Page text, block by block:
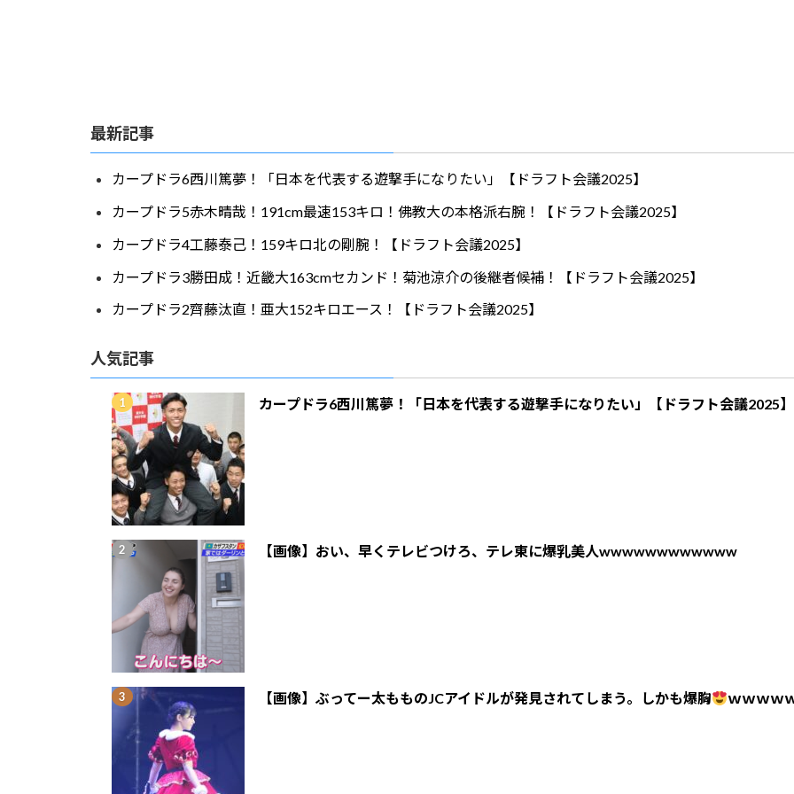
最新記事
カープドラ6西川篤夢！「日本を代表する遊撃手になりたい」【ドラフト会議2025】
カープドラ5赤木晴哉！191cm最速153キロ！佛教大の本格派右腕！【ドラフト会議2025】
カープドラ4工藤泰己！159キロ北の剛腕！【ドラフト会議2025】
カープドラ3勝田成！近畿大163cmセカンド！菊池涼介の後継者候補！【ドラフト会議2025】
カープドラ2齊藤汰直！亜大152キロエース！【ドラフト会議2025】
人気記事
カープドラ6西川篤夢！「日本を代表する遊撃手になりたい」【ドラフト会議2025】
【画像】おい、早くテレビつけろ、テレ東に爆乳美人wwwwwwwwwwww
【画像】ぶってー太もものJCアイドルが発見されてしまう。しかも爆胸 ｗｗｗｗ